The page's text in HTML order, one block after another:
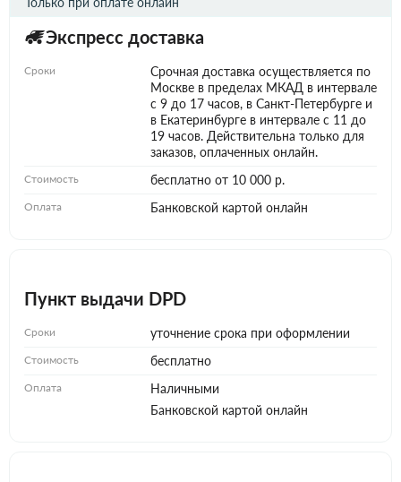
Экспресс доставка
Сроки
Срочная доставка осуществляется по
Москве в пределах МКАД в интервале
с 9 до 17 часов, в Санкт-Петербурге и
в Екатеринбурге в интервале с 11 до
19 часов. Действительна только для
заказов, оплаченных онлайн.
Стоимость бесплатно от 10 000 р.
Оплата Банковской картой онлайн
Пункт выдачи DPD
Сроки уточнение срока при оформлении
Стоимость бесплатно
Оплата
Наличными
Банковской картой онлайн